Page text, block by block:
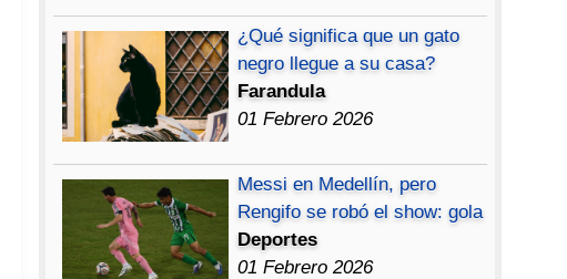
¿Qué significa que un gato
negro llegue a su casa?
Farandula
01 Febrero 2026
Messi en Medellín, pero
Rengifo se robó el show: gola
Deportes
01 Febrero 2026